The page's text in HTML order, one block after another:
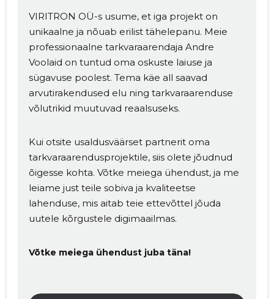
VIRITRON OÜ-s usume, et iga projekt on
unikaalne ja nõuab erilist tähelepanu. Meie
professionaalne tarkvaraarendaja Andre
Voolaid on tuntud oma oskuste laiuse ja
sügavuse poolest. Tema käe all saavad
arvutirakendused elu ning tarkvaraarenduse
võlutrikid muutuvad reaalsuseks.
Kui otsite usaldusväärset partnerit oma
tarkvaraarendusprojektile, siis olete jõudnud
õigesse kohta. Võtke meiega ühendust, ja me
leiame just teile sobiva ja kvaliteetse
lahenduse, mis aitab teie ettevõttel jõuda
uutele kõrgustele digimaailmas.
Võtke meiega ühendust juba täna!
Muuda pildi
kirjeldust
MUUDA